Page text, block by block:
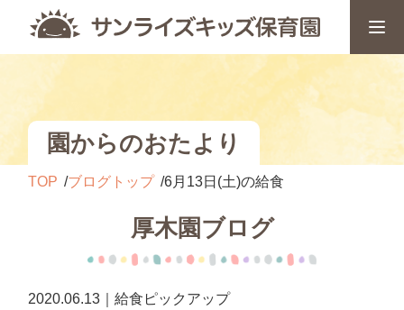
園からのおたより
TOP ブログトップ 6月13日(土)の給食
厚木園ブログ
2020.06.13｜給食ピックアップ